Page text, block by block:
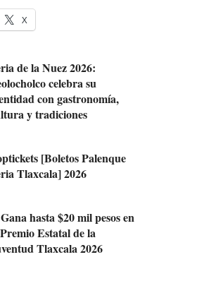
X
de la Nuez 2026:
celebra su
con gastronomía,
y tradiciones
[Boletos Palenque
Tlaxcala] 2026
Gana hasta $20 mil pesos en
Estatal de la
Tlaxcala 2026